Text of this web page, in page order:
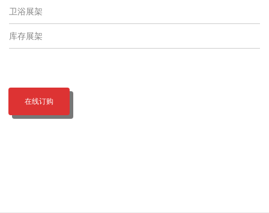
卫浴展架
库存展架
在线订购